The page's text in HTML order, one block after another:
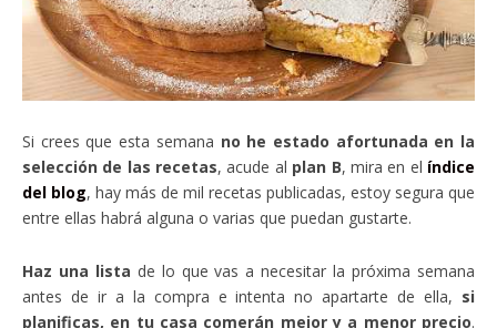
Si crees que esta semana no he estado afortunada en la
selección de las recetas, acude al plan B, mira en el índice
del blog, hay más de mil recetas publicadas, estoy segura que
entre ellas habrá alguna o varias que puedan gustarte.
Haz una lista de lo que vas a necesitar la próxima semana
antes de ir a la compra e intenta no apartarte de ella, si
planificas, en tu casa comerán mejor y a menor precio.